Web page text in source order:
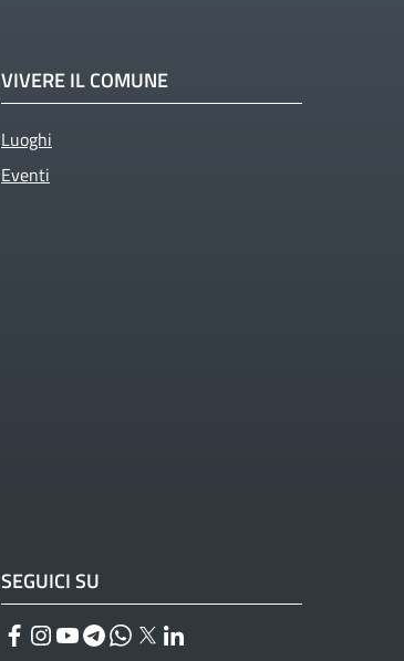
VIVERE IL COMUNE
Luoghi
Eventi
SEGUICI SU
Facebook
Instagram
YouTube
Telegram
WhatsApp
Twitter